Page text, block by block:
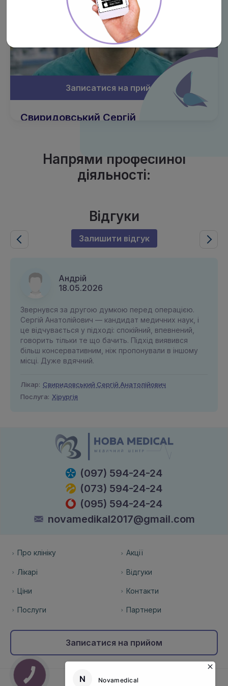
Записатися на прийом
Свиридовський Сергій
Кандидат медичних наук
Хірург, проктолог, пластичний хірург
Напрями професійної
діяльності:
Відгуки
Залишити відгук
Андрій
18.05.2026
Звернувся за другою думкою перед операцією.
Сергій Анатолійович — кандидат медичних наук, і
це відчувається у підході: спокійний, впевнений,
говорить тільки те що бачить. Підхід виявився
більш консервативним, ніж пропонували в іншому
місці. Дуже вдячний.
Лікар: Свиридовський Сергій Анатолійович
Послуга: Хірургія
(097) 594-24-24
(073) 594-24-24
(095) 594-24-24
novamedikal2017@gmail.com
Про клініку
Лікарі
Ціни
Послуги
Акції
Відгуки
Контакти
Партнери
Записатися на прийом